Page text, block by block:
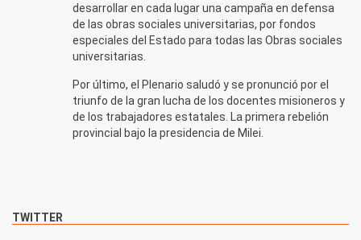
desarrollar en cada lugar una campaña en defensa
de las obras sociales universitarias, por fondos
especiales del Estado para todas las Obras sociales
universitarias.
Por último, el Plenario saludó y se pronunció por el
triunfo de la gran lucha de los docentes misioneros y
de los trabajadores estatales. La primera rebelión
provincial bajo la presidencia de Milei.
TWITTER